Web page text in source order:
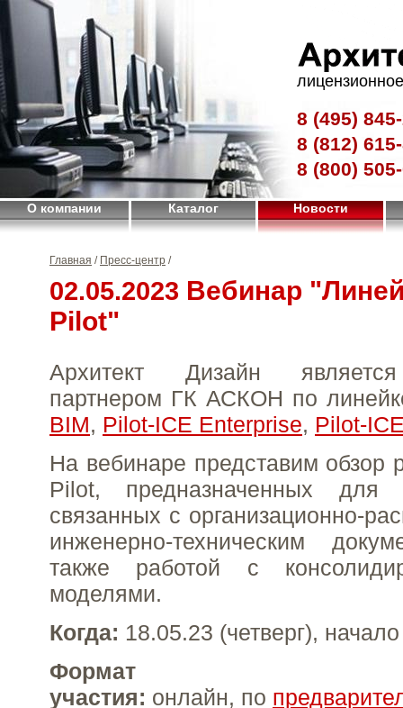
8 (495)
8 (812)
8 (800)
О компании Каталог Новости
Главная / Пресс-центр /
02.05.2023 Вебинар
Pilot"
Архитект Дизайн
партнером ГК АСКОН по
BIM, Pilot-ICE Enterprise, Pilot-
На вебинаре представим обзор
Pilot, предназначенных для
связанных с организационно-
инженерно-техническим
также работой с
моделями.
Когда: 18.05.23 (четверг),
Формат
участия: онлайн, по